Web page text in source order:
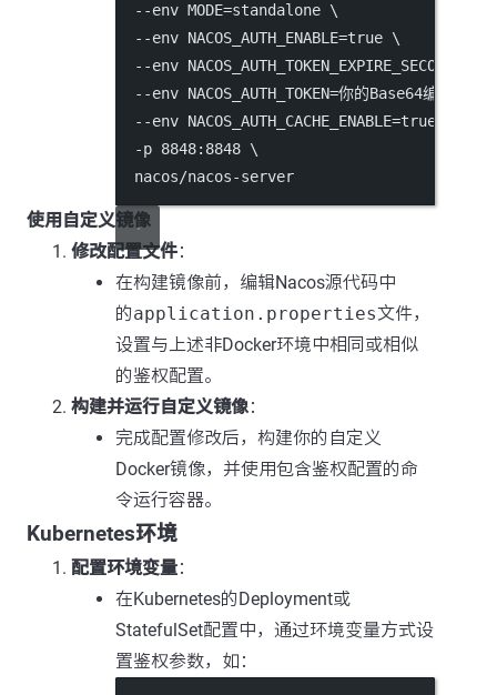
--env MODE=standalone \
--env NACOS_AUTH_ENABLE=true \
--env NACOS_AUTH_TOKEN_EXPIRE_SECONDS
--env NACOS_AUTH_TOKEN=你的Base64编码密钥
--env NACOS_AUTH_CACHE_ENABLE=true
-p 8848: 8848 \
  nacos
/nacos-server
使用自定义镜像
修改配置文件：
在构建镜像前，编辑Nacos源代码中
的application.properties文件，
设置与上述非Docker环境中相同或相似
的鉴权配置。
构建并运行自定义镜像：
完成配置修改后，构建你的自定义
Docker镜像，并使用包含鉴权配置的命
令运行容器。
Kubernetes环境
配置环境变量：
在Kubernetes的Deployment或
StatefulSet配置中，通过环境变量方式设
置鉴权参数，如：